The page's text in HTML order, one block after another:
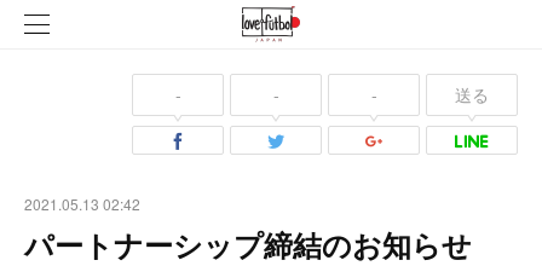
- - - 送る
2021.05.13 02:42
パートナーシップ締結のお知らせ